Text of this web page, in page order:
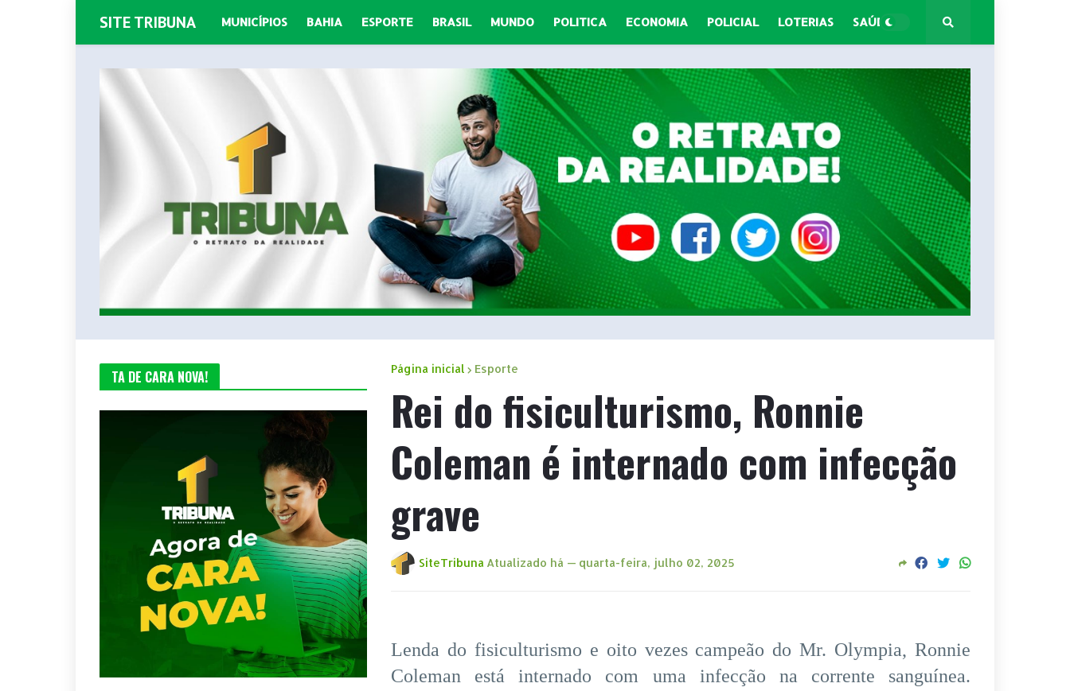
SITE TRIBUNA MUNICÍPIOS BAHIA ESPORTE BRASIL MUNDO POLITICA ECONOMIA POLICIAL LOTERIAS SAÚDE
Página inicial Esporte
Rei do fisiculturismo, Ronnie
Coleman é internado com infecção
grave
SiteTribuna Atualizado há — quarta-feira, julho 02, 2025
Lenda do fisiculturismo e oito vezes campeão do Mr. Olympia, Ronnie
Coleman está internado com uma infecção na corrente sanguínea.
TA DE CARA NOVA!